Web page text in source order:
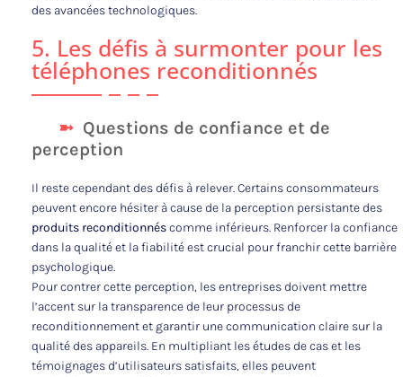
des avancées technologiques.
5. Les défis à surmonter pour les
téléphones reconditionnés
Questions de confiance et de
perception
Il reste cependant des défis à relever. Certains consommateurs
peuvent encore hésiter à cause de la perception persistante des
produits reconditionnéscomme inférieurs. Renforcer la confiance
dans la qualité et la fiabilité est crucial pour franchir cette barrière
psychologique.
Pour contrer cette perception, les entreprises doivent mettre
l’accent sur la transparence de leur processus de
reconditionnement et garantir une communication claire sur la
qualité des appareils. En multipliant les études de cas et les
témoignages d’utilisateurs satisfaits, elles peuvent